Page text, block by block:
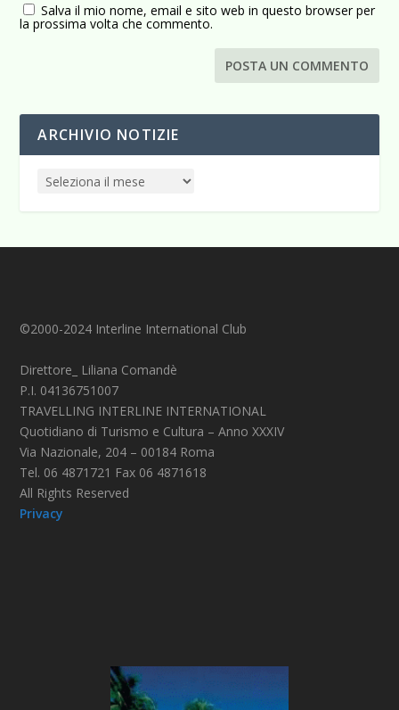
Salva il mio nome, email e sito web in questo browser per
la prossima volta che commento.
ARCHIVIO NOTIZIE
©2000-2024 Interline International Club
Direttore_ Liliana Comandè
P.I. 04136751007
TRAVELLING INTERLINE INTERNATIONAL
Quotidiano di Turismo e Cultura – Anno XXXIV
Via Nazionale, 204 – 00184 Roma
Tel. 06 4871721 Fax 06 4871618
All Rights Reserved
Privacy